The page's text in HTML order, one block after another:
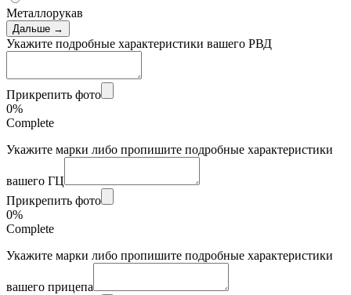
Металлорукав
Дальше →
Укажите подробные характеристики вашего РВД
Прикрепить фото
0%
Complete
Укажите марки либо пропишите подробные характеристики
вашего ГЦ
Прикрепить фото
0%
Complete
Укажите марки либо пропишите подробные характеристики
вашего прицепа